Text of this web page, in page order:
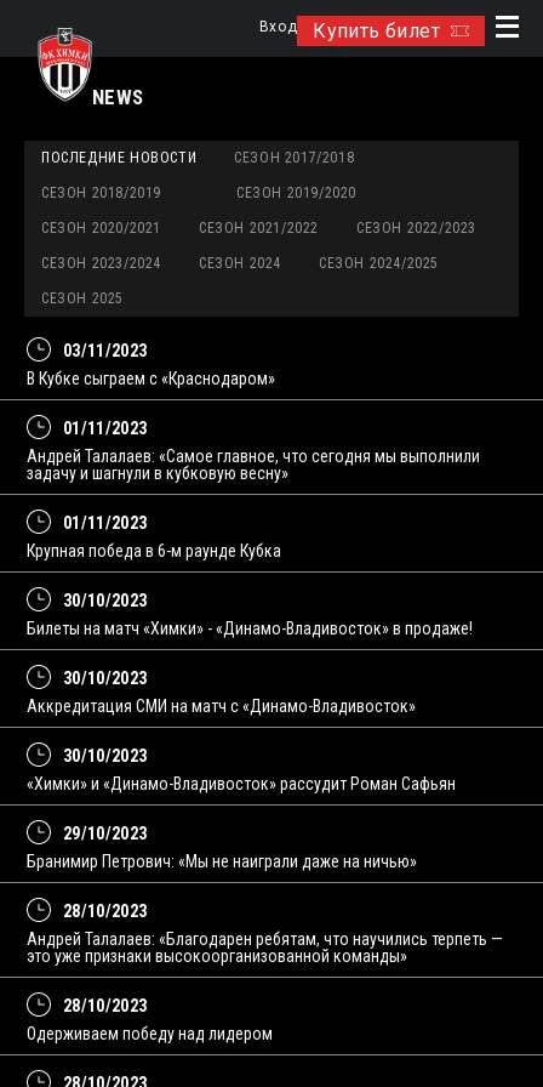
Купить билет
Вход
NEWS
ПОСЛЕДНИЕ НОВОСТИ СЕЗОН 2017/2018
СЕЗОН 2018/2019 СЕЗОН 2019/2020
СЕЗОН 2020/2021 СЕЗОН 2021/2022 СЕЗОН 2022/2023
СЕЗОН 2023/2024 СЕЗОН 2024 СЕЗОН 2024/2025
СЕЗОН 2025
03/11/2023
В Кубке сыграем с «Краснодаром»
01/11/2023
Андрей Талалаев: «Самое главное, что сегодня мы выполнили
задачу и шагнули в кубковую весну»
01/11/2023
Крупная победа в 6-м раунде Кубка
30/10/2023
Билеты на матч «Химки» - «Динамо-Владивосток» в продаже!
30/10/2023
Аккредитация СМИ на матч с «Динамо-Владивосток»
30/10/2023
«Химки» и «Динамо-Владивосток» рассудит Роман Сафьян
29/10/2023
Бранимир Петрович: «Мы не наиграли даже на ничью»
28/10/2023
Андрей Талалаев: «Благодарен ребятам, что научились терпеть —
это уже признаки высокоорганизованной команды»
28/10/2023
Одерживаем победу над лидером